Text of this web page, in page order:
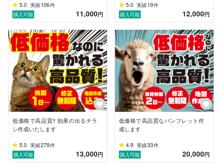
◆デザインイメージがなく何から取りかかればよいかわ
からない方
も大歓迎です！
ご質問などあればお気軽にどうぞ！
5.0 実績106件
購入可能
11,000円
5.0 実績19件
購入可能
12,000円
低価格で高品質!! 効果の出るチラ
シ作成いたします
5.0 実績279件
購入可能
13,000円
低価格で高品質なパンフレット作
成します
4.9 実績33件
購入可能
20,000円